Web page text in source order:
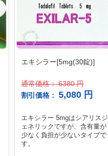
エキシラー[5mg(30錠)]
通常価格：6380 円
割引価格： 5,080 円
エキシラー 5mgはシアリスジ
ェネリックですが、含有量が
少なく負担が少ないタイプで
す。